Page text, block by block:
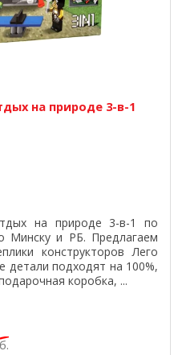
на природе 3-в-1
на природе 3-в-1 по
Минску и РБ. Предлагаем
конструкторов Лего
детали подходят на 100%,
коробка, ...